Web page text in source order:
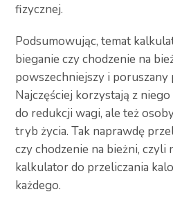
fizycznej.
Podsumowując, temat
bieganie czy chodzenie na
powszechniejszy i
Najczęściej korzystają z
do redukcji wagi, ale też
tryb życia. Tak naprawdę
czy chodzenie na bieżni, czyli
kalkulator do przeliczania
każdego.